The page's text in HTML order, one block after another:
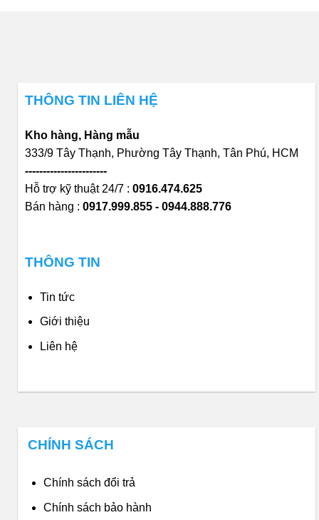
THÔNG TIN LIÊN HỆ
Kho hàng, Hàng mẫu
333/9 Tây Thạnh, Phường Tây Thạnh, Tân Phú, HCM
-----------------------
Hỗ trợ kỹ thuật 24/7 : 0916.474.625
Bán hàng : 0917.999.855 - 0944.888.776
THÔNG TIN
Tin tức
Giới thiệu
Liên hệ
CHÍNH SÁCH
Chính sách đổi trả
Chính sách bảo hành